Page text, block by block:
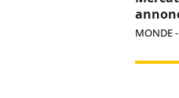
MONDE